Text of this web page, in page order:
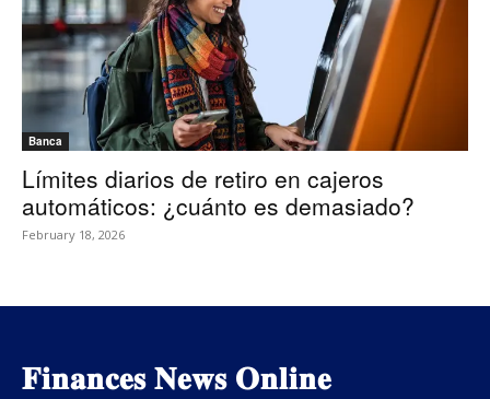
Banca
Límites diarios de retiro en cajeros
automáticos: ¿cuánto es demasiado?
February 18, 2026
𝐅𝐢𝐧𝐚𝐧𝐜𝐞𝐬 𝐍𝐞𝐰𝐬 𝐎𝐧𝐥𝐢𝐧𝐞